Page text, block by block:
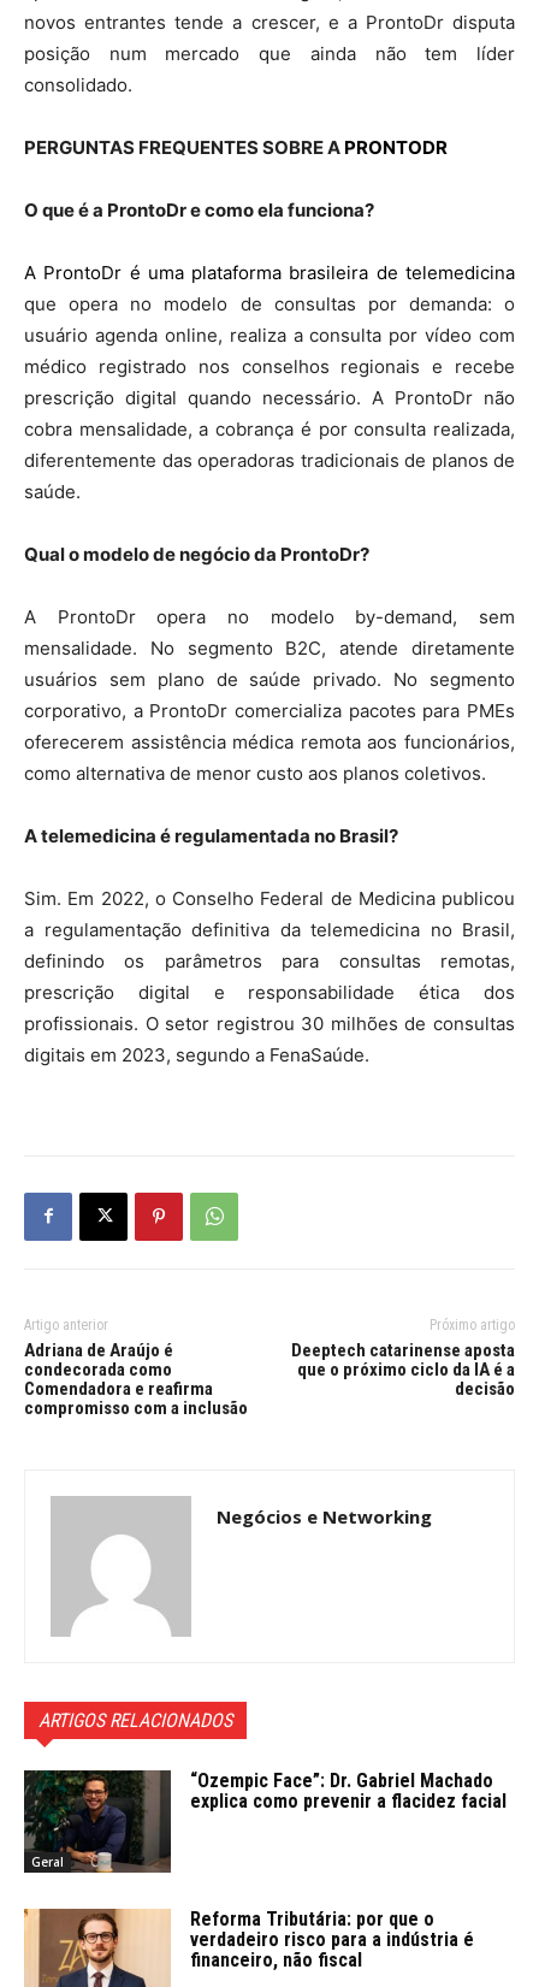
novos entrantes tende a crescer, e a ProntoDr disputa
posição num mercado que ainda não tem líder
consolidado.
PERGUNTAS FREQUENTES SOBRE A PRONTODR
O que é a ProntoDr e como ela funciona?
A ProntoDr é uma plataforma brasileira de telemedicina
que opera no modelo de consultas por demanda: o
usuário agenda online, realiza a consulta por vídeo com
médico registrado nos conselhos regionais e recebe
prescrição digital quando necessário. A ProntoDr não
cobra mensalidade, a cobrança é por consulta realizada,
diferentemente das operadoras tradicionais de planos de
saúde.
Qual o modelo de negócio da ProntoDr?
A ProntoDr opera no modelo by-demand, sem
mensalidade. No segmento B2C, atende diretamente
usuários sem plano de saúde privado. No segmento
corporativo, a ProntoDr comercializa pacotes para PMEs
oferecerem assistência médica remota aos funcionários,
como alternativa de menor custo aos planos coletivos.
A telemedicina é regulamentada no Brasil?
Sim. Em 2022, o Conselho Federal de Medicina publicou
a regulamentação definitiva da telemedicina no Brasil,
definindo os parâmetros para consultas remotas,
prescrição digital e responsabilidade ética dos
profissionais. O setor registrou 30 milhões de consultas
digitais em 2023, segundo a FenaSaúde.
Artigo anterior
Adriana de Araújo é
condecorada como
Comendadora e reafirma
compromisso com a inclusão
Próximo artigo
Deeptech catarinense aposta
que o próximo ciclo da IA é a
decisão
Negócios e Networking
ARTIGOS RELACIONADOS
Geral
“Ozempic Face”: Dr. Gabriel Machado
explica como prevenir a flacidez facial
Reforma Tributária: por que o
verdadeiro risco para a indústria é
financeiro, não fiscal